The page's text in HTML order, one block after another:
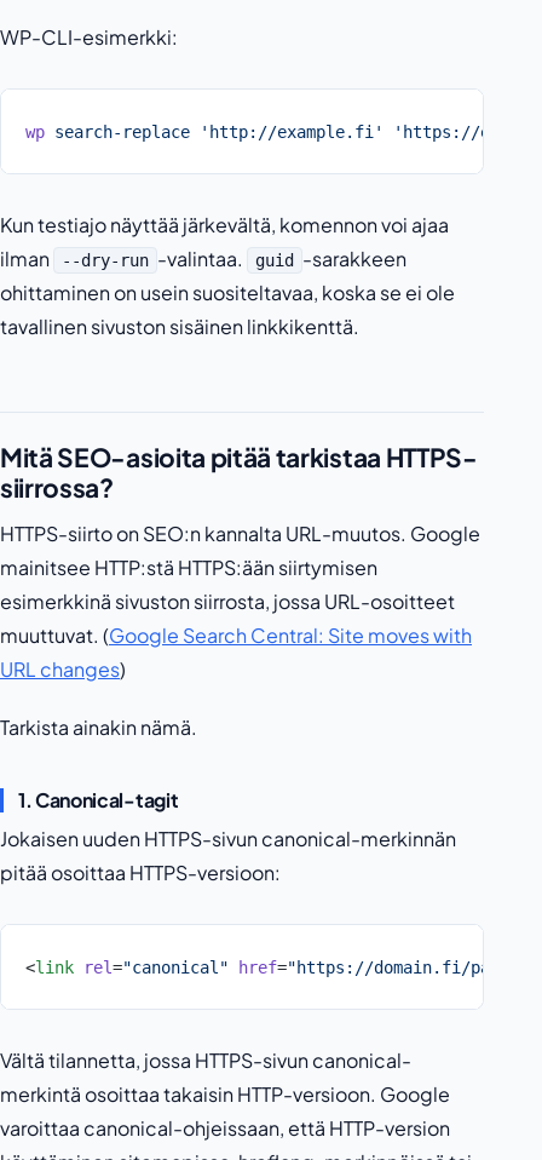
WP-CLI-esimerkki:
wp search-replace 'http://example.fi' 'https://
Kun testiajo näyttää järkevältä, komennon voi ajaa
ilman
--dry-run -valintaa. guid
-sarakkeen
ohittaminen on usein suositeltavaa, koska se ei ole
tavallinen sivuston sisäinen linkkikenttä.
Mitä SEO-asioita pitää tarkistaa HTTPS-
siirrossa?
HTTPS-siirto on SEO:n kannalta URL-muutos. Google
mainitsee HTTP:stä HTTPS:ään siirtymisen
esimerkkinä sivuston siirrosta, jossa URL-osoitteet
muuttuvat. (Google Search Central: Site moves with
URL changes)
Tarkista ainakin nämä.
1. Canonical-tagit
Jokaisen uuden HTTPS-sivun canonical-merkinnän
pitää osoittaa HTTPS-versioon:
<link rel="canonical" href="https://domain.fi/
Vältä tilannetta, jossa HTTPS-sivun canonical-
merkintä osoittaa takaisin HTTP-versioon. Google
varoittaa canonical-ohjeissaan, että HTTP-version